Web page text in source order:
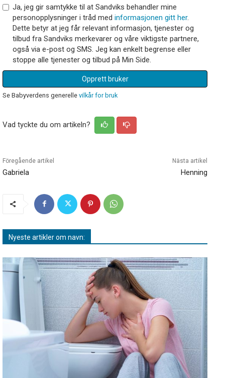
Ja, jeg gir samtykke til at Sandviks behandler mine
personopplysninger i tråd med informasjonen gitt her.
Dette betyr at jeg får relevant informasjon, tjenester og
tilbud fra Sandviks merkevarer og våre viktigste partnere,
også via e-post og SMS. Jeg kan enkelt begrense eller
stoppe alle tjenester og tilbud på Min Side.
Opprett bruker
Se Babyverdens generelle vilkår for bruk
Vad tyckte du om artikeln?
Föregående artikel
Gabriela
Nästa artikel
Henning
Nyeste artikler om navn: